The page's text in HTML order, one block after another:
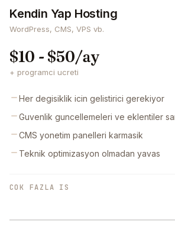
Kendin Yap Hosting
WordPress, CMS, VPS vb.
$10 - $50/ay
+ programci ucreti
Her degisiklik icin gelistirici gerekiyor
Guvenlik guncellemeleri ve eklentiler
CMS yonetim panelleri karmasik
Teknik optimizasyon olmadan yavas
COK FAZLA IS